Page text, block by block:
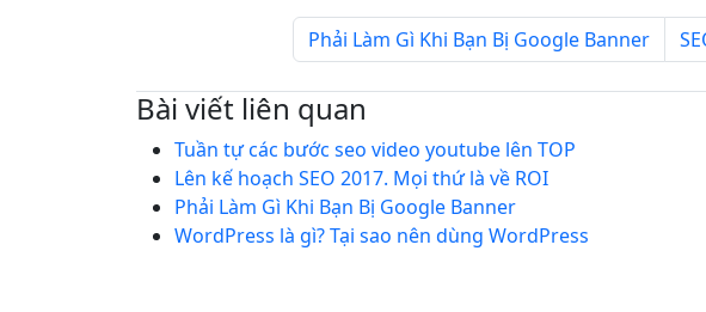
Phải Làm Gì Khi Bạn Bị Google Banner
Bài viết liên quan
Tuần tự các bước seo video youtube lên TOP
Lên kế hoạch SEO 2017. Mọi thứ là về ROI
Phải Làm Gì Khi Bạn Bị Google Banner
WordPress là gì? Tại sao nên dùng WordPress